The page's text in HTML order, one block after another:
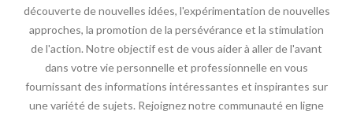
découverte de nouvelles idées, l'expérimentation de nouvelles
approches, la promotion de la persévérance et la stimulation
de l'action. Notre objectif est de vous aider à aller de l'avant
dans votre vie personnelle et professionnelle en vous
fournissant des informations intéressantes et inspirantes sur
une variété de sujets. Rejoignez notre communauté en ligne